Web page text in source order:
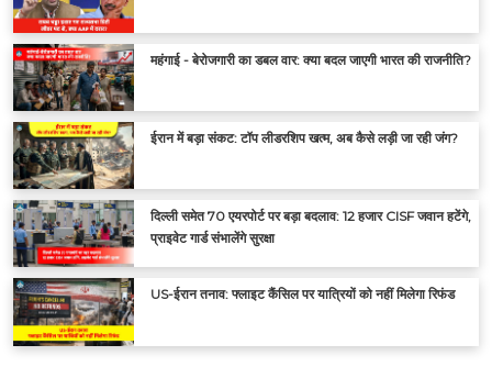
महंगाई - बेरोजगारी का डबल वार: क्या बदल जाएगी भारत की राजनीति?
ईरान में बड़ा संकट: टॉप लीडरशिप खत्म, अब कैसे लड़ी जा रही जंग?
दिल्ली समेत 70 एयरपोर्ट पर बड़ा बदलाव: 12 हजार CISF जवान हटेंगे,
प्राइवेट गार्ड संभालेंगे सुरक्षा
US-ईरान तनाव: फ्लाइट कैंसिल पर यात्रियों को नहीं मिलेगा रिफंड